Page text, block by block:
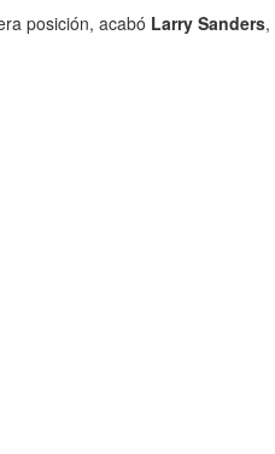
posición, acabó Larry Sanders,